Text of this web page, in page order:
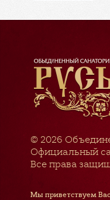
© 2026
Официальный
Все права
Мы приветствуем